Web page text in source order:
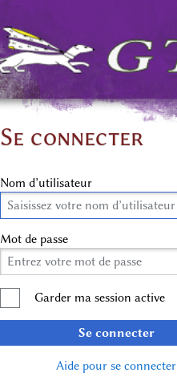
Se connecter
Nom d’utilisateur
Mot de passe
Garder ma session active
Se connecter
Aide pour se connecter